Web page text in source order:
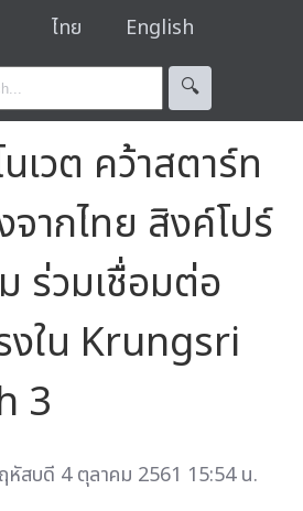
ไทย English
🔍︎
เวต คว้าสตาร์ท
ากไทย สิงค์โปร์
ร่วมเชื่อมต่อ
งใน Krungsri
3
หัสบดี 4 ตุลาคม 2561 15:54 น.